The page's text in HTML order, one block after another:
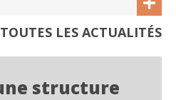
LES ACTUALITÉS
structure